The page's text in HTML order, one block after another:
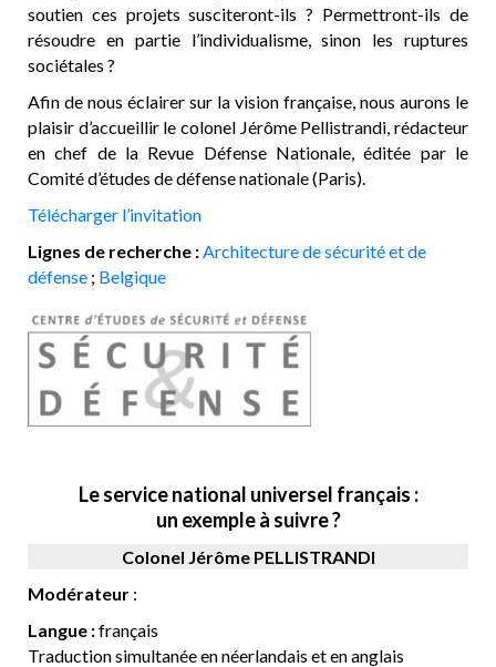
soutien ces projets susciteront-ils ? Permettront-ils de
résoudre en partie l’individualisme, sinon les ruptures
sociétales ?
Afin de nous éclairer sur la vision française, nous aurons le
plaisir d’accueillir le colonel Jérôme Pellistrandi, rédacteur
en chef de la Revue Défense Nationale, éditée par le
Comité d’études de défense nationale (Paris).
Télécharger l’invitation
Lignes de recherche :Architecture de sécurité et de
défense ; Belgique
Le service national universel français :
un exemple à suivre ?
Colonel Jérôme PELLISTRANDI
Modérateur :
Langue :français
Traduction simultanée en néerlandais et en anglais